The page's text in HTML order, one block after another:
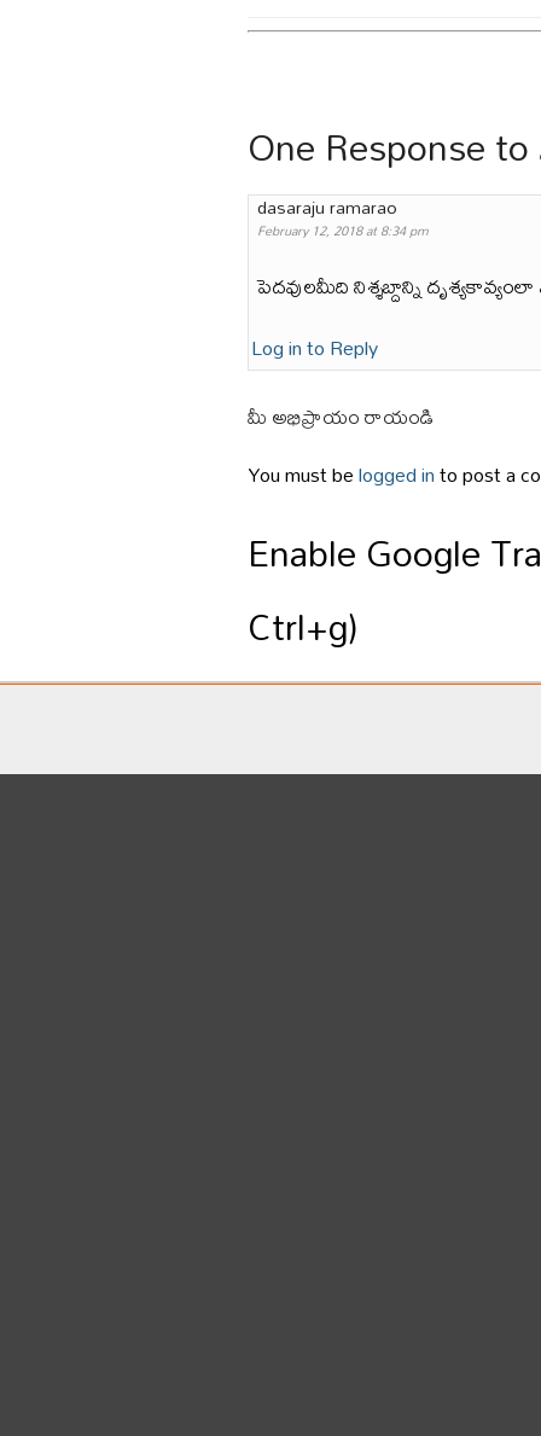
One Response to
dasaraju ramarao
February 12, 2018 at 8:34 pm
పెదవులమీది నిశ్శబ్దాన్ని
Log in to Reply
మీ అభిప్రాయం రాయండి
You must belogged into post a
Enable Google
Ctrl+g)